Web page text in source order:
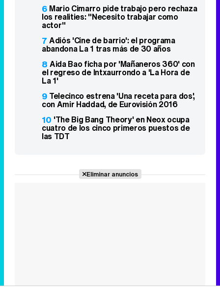
6 Mario Cimarro pide trabajo pero rechaza
los realities: "Necesito trabajar como
actor"
7 Adiós 'Cine de barrio': el programa
abandona La 1 tras más de 30 años
8 Aida Bao ficha por 'Mañaneros 360' con
el regreso de Intxaurrondo a 'La Hora de
La 1'
9 Telecinco estrena 'Una receta para dos',
con Amir Haddad, de Eurovisión 2016
10 'The Big Bang Theory' en Neox ocupa
cuatro de los cinco primeros puestos de
las TDT
Eliminar anuncios